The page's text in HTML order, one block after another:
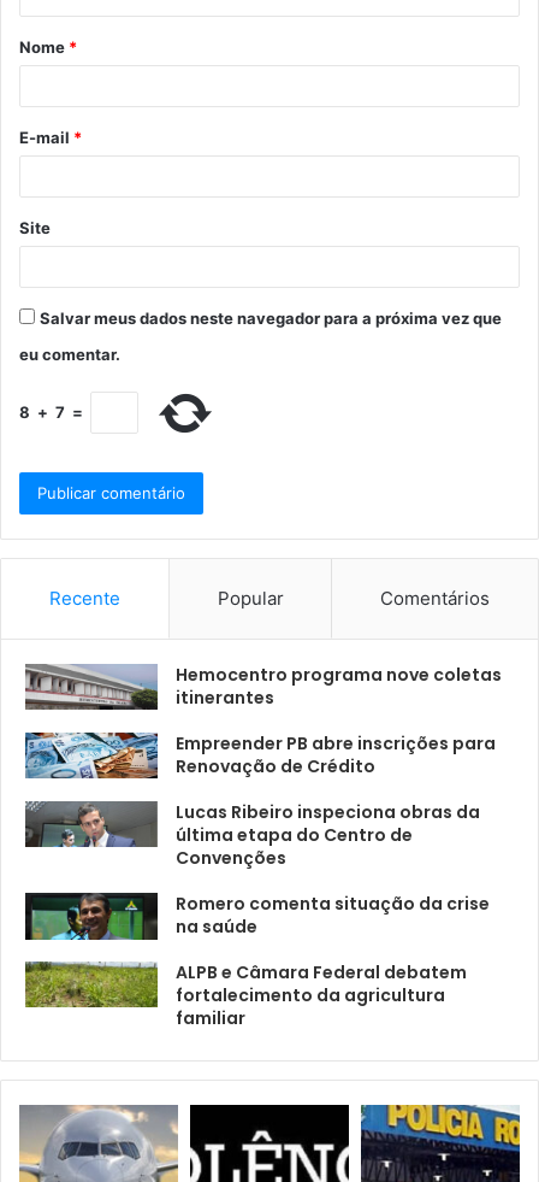
Nome *
E-mail *
Site
Salvar meus dados neste navegador para a próxima vez que
eu comentar.
8 + 7 =
Recente Popular Comentários
Hemocentro programa nove coletas
itinerantes
Empreender PB abre inscrições para
Renovação de Crédito
Lucas Ribeiro inspeciona obras da
última etapa do Centro de
Convenções
Romero comenta situação da crise
na saúde
ALPB e Câmara Federal debatem
fortalecimento da agricultura
familiar